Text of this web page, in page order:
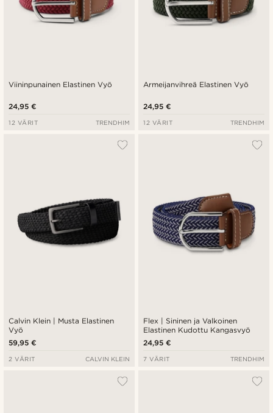
Viininpunainen Elastinen Vyö
24,95 €
12 VÄRIT TRENDHIM
Armeijanvihreä Elastinen Vyö
24,95 €
12 VÄRIT TRENDHIM
Calvin Klein | Musta Elastinen
Vyö
59,95 €
2 VÄRIT CALVIN KLEIN
Flex | Sininen ja Valkoinen
Elastinen Kudottu Kangasvyö
24,95 €
7 VÄRIT TRENDHIM